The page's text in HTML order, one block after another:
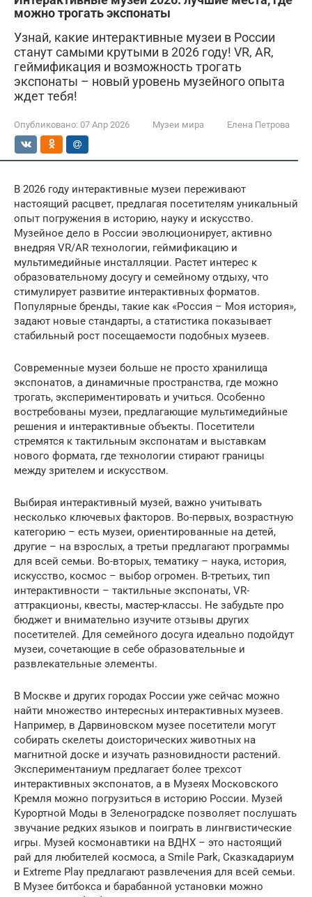
можно трогать экспонаты
Узнай, какие интерактивные музеи в России
станут самыми крутыми в 2026 году! VR, AR,
геймификация и возможность трогать
экспонаты – новый уровень музейного опыта
ждет тебя!
Опубликовано: 07 Апр 2026 Музеи мира Елена Петрова
В 2026 году интерактивные музеи переживают
настоящий расцвет, предлагая посетителям уникальный
опыт погружения в историю, науку и искусство.
Музейное дело в России эволюционирует, активно
внедряя VR/AR технологии, геймификацию и
мультимедийные инсталляции. Растет интерес к
образовательному досугу и семейному отдыху, что
стимулирует развитие интерактивных форматов.
Популярные бренды, такие как «Россия – Моя история»,
задают новые стандарты, а статистика показывает
стабильный рост посещаемости подобных музеев.
Современные музеи больше не просто хранилища
экспонатов, а динамичные пространства, где можно
трогать, экспериментировать и учиться. Особенно
востребованы музеи, предлагающие мультимедийные
решения и интерактивные объекты. Посетители
стремятся к тактильным экспонатам и выставкам
нового формата, где технологии стирают границы
между зрителем и искусством.
Выбирая интерактивный музей, важно учитывать
несколько ключевых факторов. Во-первых, возрастную
категорию – есть музеи, ориентированные на детей,
другие – на взрослых, а третьи предлагают программы
для всей семьи. Во-вторых, тематику – наука, история,
искусство, космос – выбор огромен. В-третьих, тип
интерактивности – тактильные экспонаты, VR-
аттракционы, квесты, мастер-классы. Не забудьте про
бюджет и внимательно изучите отзывы других
посетителей. Для семейного досуга идеально подойдут
музеи, сочетающие в себе образовательные и
развлекательные элементы.
В Москве и других городах России уже сейчас можно
найти множество интересных интерактивных музеев.
Например, в Дарвиновском музее посетители могут
собирать скелеты доисторических животных на
магнитной доске и изучать разновидности растений.
Экспериментаниум предлагает более трехсот
интерактивных экспонатов, а в Музеях Московского
Кремля можно погрузиться в историю России. Музей
Курортной Моды в Зеленоградске позволяет послушать
звучание редких языков и поиграть в лингвистические
игры. Музей космонавтики на ВДНХ – это настоящий
рай для любителей космоса, а Smile Park, Сказкадариум
и Extreme Play предлагают развлечения для всей семьи.
В Музее битбокса и барабанной установки можно